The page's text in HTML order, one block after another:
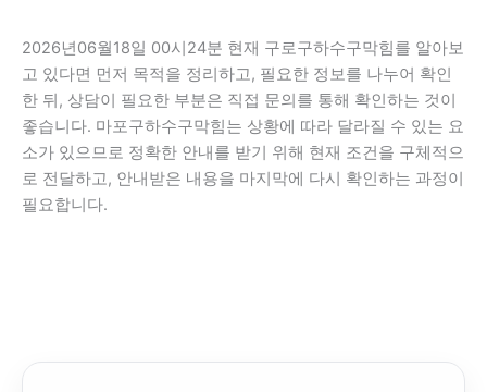
2026년06월18일 00시24분 현재 구로구하수구막힘를 알아보
고 있다면 먼저 목적을 정리하고, 필요한 정보를 나누어 확인
한 뒤, 상담이 필요한 부분은 직접 문의를 통해 확인하는 것이
좋습니다. 마포구하수구막힘는 상황에 따라 달라질 수 있는 요
소가 있으므로 정확한 안내를 받기 위해 현재 조건을 구체적으
로 전달하고, 안내받은 내용을 마지막에 다시 확인하는 과정이
필요합니다.